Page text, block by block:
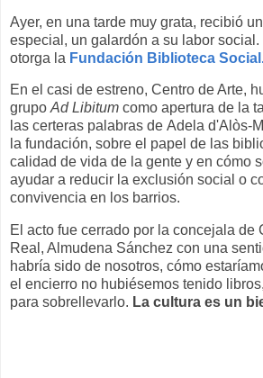
Ayer, en una tarde muy grata, recibió
especial, un galardón a su labor
otorga la Fundación Biblioteca
En el casi de estreno, Centro de Arte,
grupoAd Libitum como apertura de la
las certeras palabras de Adela d'Alòs-
la fundación, sobre el papel de las
calidad de vida de la gente y en cómo
ayudar a reducir la exclusión social o
convivencia en los barrios.
El acto fue cerrado por la concejala de
Real, Almudena Sánchez con una
habría sido de nosotros, cómo
el encierro no hubiésemos tenido
para sobrellevarlo. La cultura es un